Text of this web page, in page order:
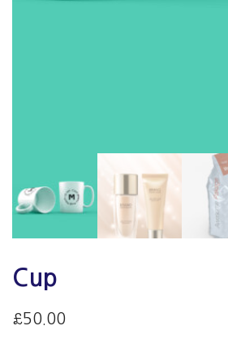
Cup
£50.00